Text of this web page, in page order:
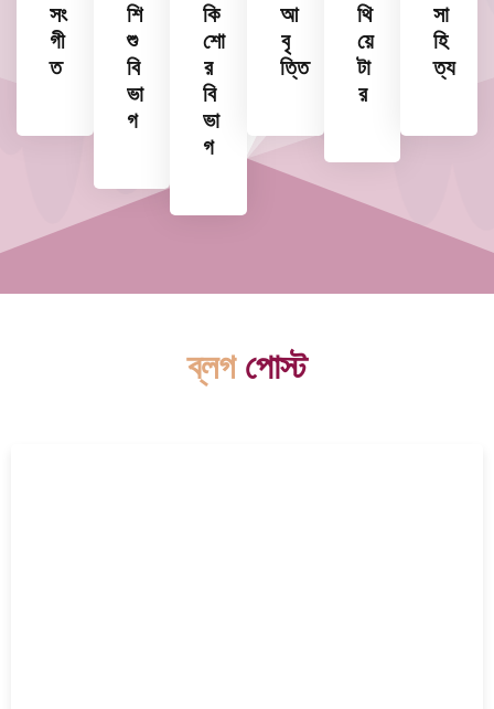
সং
গী
ত
শি
শু
বি
ভা
গ
কি
শো
র
বি
ভা
গ
আ
বৃ
ত্তি
থি
য়ে
টা
র
সা
হি
ত্য
ব্লগ পোস্ট